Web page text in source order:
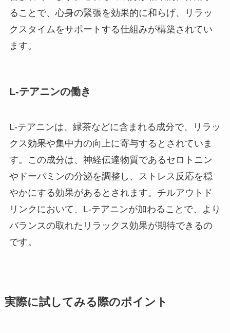
ることで、心身の緊張を効果的に和らげ、リラッ
クスタイムをサポートする仕組みが構築されてい
ます。
L-テアニンの働き
L-テアニンは、緑茶などに含まれる成分で、リラッ
クス効果や集中力の向上に寄与するとされていま
す。この成分は、神経伝達物質であるセロトニン
やドーパミンの分泌を調整し、ストレス反応を穏
やかにする効果があるとされます。チルアウトド
リンクにおいて、L-テアニンが加わることで、より
バランスの取れたリラックス効果が期待できるの
です。
実際に試してみる際のポイント